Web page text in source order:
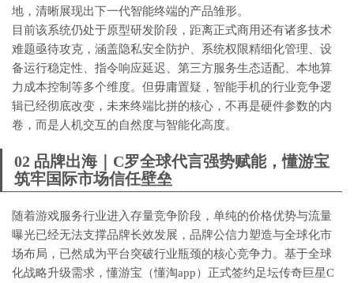
地，清晰展现出下一代智能终端的产品雏形。
目前该系统仍处于原型研发阶段，距离正式商用还有诸多技术
难题亟待攻克，涵盖隐私安全防护、系统权限精细化管理、设
备运行稳定性、指令响应延迟、第三方服务生态适配、本地算
力成本控制等多个维度。但毋庸置疑，智能手机的行业竞争逻
辑已经彻底改变，未来终端比拼的核心，不再是硬件参数的内
卷，而是人机交互的自然度与智能化高度。
02 品牌出海｜C罗全球代言强势赋能，懂游宝
筑牢国际市场信任壁垒
随着游戏服务行业进入存量竞争阶段，单纯的价格优势与流量
曝光已经无法支撑品牌长效发展，品牌公信力塑造与全球化市
场布局，已然成为平台突破行业瓶颈的核心竞争力。基于全球
化战略升级需求，懂游宝（懂淘app）正式签约足坛传奇巨星C